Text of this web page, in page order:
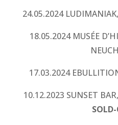
24.05.2024
18.05.2024 MUSÉE
17.03.2024
10.12.2023 SUNSET